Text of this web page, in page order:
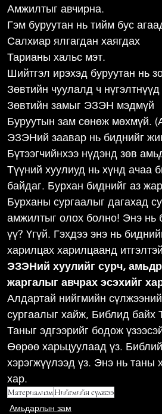
Амжилтыг авчирна.
Гэм буруутан нь тийм бус
Салхиар ялгагдан хаягдах
Тарианы хальс мэт.
Шийтгэл ирэхэд буруутан нь
Зөвтийн чуулалд ч
Зөвтийн замыг ЭЗЭН мэдмүй
Буруутын зам сөнөж мөхмүй.
ЭЗЭНий заавар нь биднийг
Бүтээгчийнхээ нүдэнд зөв
Түүний хуулиуд нь хүнд ачаа
байдаг. Бурхан биднийг аз
Бурханы сургаалыг дагахад
амжилтыг олох болно! Энэ нь
үү? Үгүй. Гэхдээ энэ нь
харилцах харилцаанд
ЭЗЭНий хуулийг сурч,
жаргалыг авчрах эсэхийг
Алдартай нийгмийн
сургаалыг хайж, Библид байх
Таныг эдгээрийг бодож
Өөрөө харьцуулаад үз.
хэрэгжүүлээд үз. Энэ нь таны
хар.
МатериализмНийгмийн сүлжээ
Амьдарлын зам